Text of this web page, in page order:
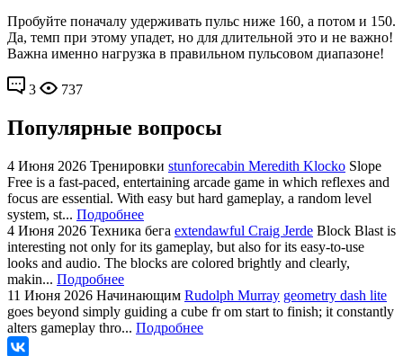
Пробуйте поначалу удерживать пульс ниже 160, а потом и 150.
Да, темп при этому упадет, но для длительной это и не важно!
Важна именно нагрузка в правильном пульсовом диапазоне!
3 737
Популярные вопросы
4 Июня 2026 Тренировки stunforecabin Meredith Klocko Slope
Free is a fast-paced, entertaining arcade game in which reflexes and
focus are essential. With easy but hard gameplay, a random level
system, st... Подробнее
4 Июня 2026 Техника бега extendawful Craig Jerde Block Blast is
interesting not only for its gameplay, but also for its easy-to-use
looks and audio. The blocks are colored brightly and clearly,
makin... Подробнее
11 Июня 2026 Начинающим Rudolph Murray geometry dash lite
goes beyond simply guiding a cube fr om start to finish; it constantly
alters gameplay thro... Подробнее